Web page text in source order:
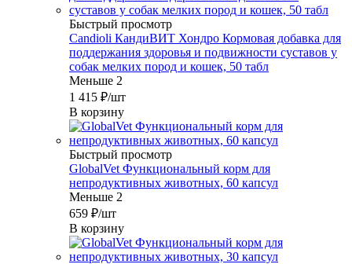
Быстрый просмотр
Candioli КандиВИТ Хондро Кормовая добавка для
поддержания здоровья и подвижности суставов у
собак мелких пород и кошек, 50 табл
Меньше 2
1 415 ₽/шт
В корзину
Быстрый просмотр
GlobalVet Функциональный корм для
непродуктивных животных, 60 капсул
Меньше 2
659 ₽/шт
В корзину